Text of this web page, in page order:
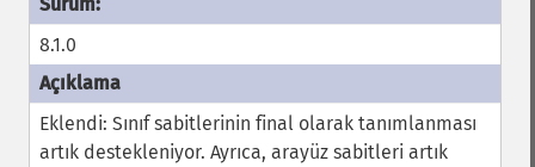
8.1.0
Eklendi: Sınıf sabitlerinin final olarak tanımlanması
artık destekleniyor. Ayrıca, arayüz sabitleri artık